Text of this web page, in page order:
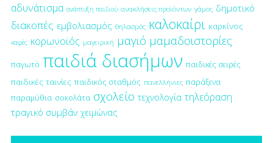
αδυνάτισμα ανάπτυξη παιδιού ανακλήσεις προϊόντων γάμος δημοτικό
διακοπές εμβολιασμός θηλασμός καλοκαίρι καρκίνος
καφές κορωνοϊός μαγειρική μαγιό μαμαδοιστορίες
παγωτό παιδιά διασήμων παιδικές σειρές
παιδικές ταινίες παιδικός σταθμός πανελλήνιες παράξενα
παραμύθια σοκολάτα σχολείο τεχνολογία τηλεόραση
τραγικό συμβάν χειμώνας